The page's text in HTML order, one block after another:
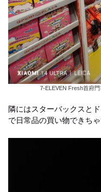
7-ELEVEN Fresh首府
隣にはスターバックスと
で日常品の買い物できちゃ